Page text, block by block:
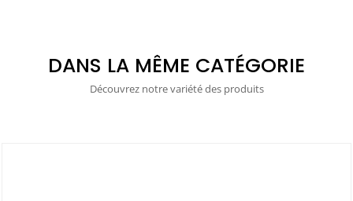
DANS LA MÊME CATÉGORIE
Découvrez notre variété des produits